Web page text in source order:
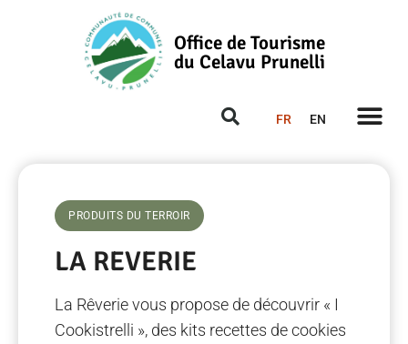
Office de Tourisme
du Celavu Prunelli
FR EN
PRODUITS DU TERROIR
LA REVERIE
La Rêverie vous propose de découvrir « I
Cookistrelli », des kits recettes de cookies